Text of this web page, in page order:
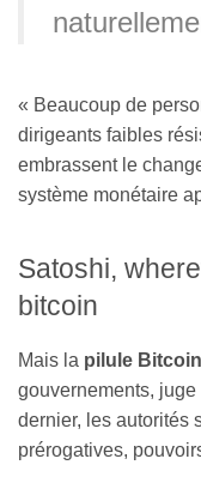
« Beaucoup de
dirigeants faibles
embrassent le
système monétaire
Satoshi,
bitcoin
Mais la pilule Bitcoin
gouvernements,
dernier, les autorités
prérogatives,